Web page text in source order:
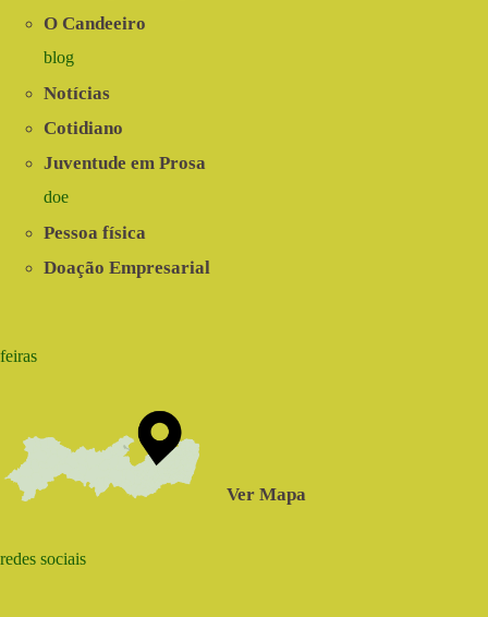
O Candeeiro
blog
Notícias
Cotidiano
Juventude em Prosa
doe
Pessoa física
Doação Empresarial
feiras
Ver Mapa
redes sociais